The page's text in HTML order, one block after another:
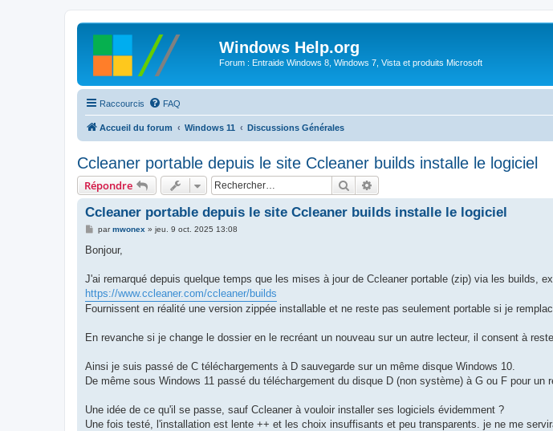
Windows Help.org
Forum : Entraide Windows 8, Windows 7, Vista et produits Microsoft
Raccourcis FAQ
Accueil du forum Windows 11 Discussions Générales
Ccleaner portable depuis le site Ccleaner builds installe le logiciel
Répondre Rechercher
Ccleaner portable depuis le site Ccleaner builds installe le logiciel
M
s
g
parmwonex » jeu. 9 oct. 2025 13:08
Bonjour,
J'ai remarqué depuis quelque temps que les mises à jour de Ccleaner portable (zip) via les builds,
https://www.ccleaner.com/ccleaner/builds
Fournissent en réalité une version zippée installable et ne reste pas seulement portable si je
En revanche si je change le dossier en le recréant un nouveau sur un autre lecteur, il consent à
Ainsi je suis passé de C téléchargements à D sauvegarde sur un même disque Windows 10.
De même sous Windows 11 passé du téléchargement du disque D (non système) à G ou F pour un
Une idée de ce qu'il se passe, sauf Ccleaner à vouloir installer ses logiciels évidemment ?
Une fois testé, l'installation est lente ++ et les choix insuffisants et peu transparents. je ne me